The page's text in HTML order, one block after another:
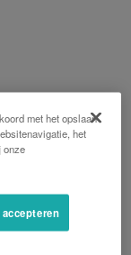
met het opslaan
het
onze